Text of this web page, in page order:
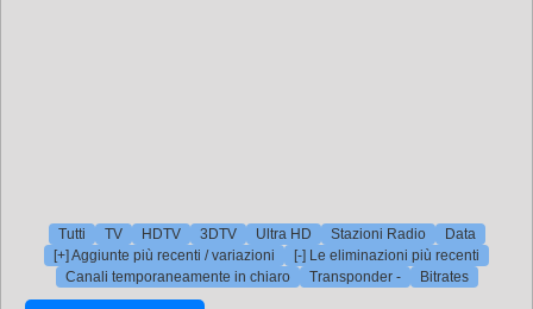
Tutti TV HDTV 3DTV Ultra HD Stazioni Radio
Data
[+] Aggiunte più recenti / variazioni
[-] Le eliminazioni più recenti
Canali temporaneamente in chiaro
Transponder - Bitrates